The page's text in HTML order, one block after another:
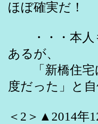
ほぼ確実だ！
・・・本人
あるが、
「新橋住宅
度だった」と
＜2＞▲2014年